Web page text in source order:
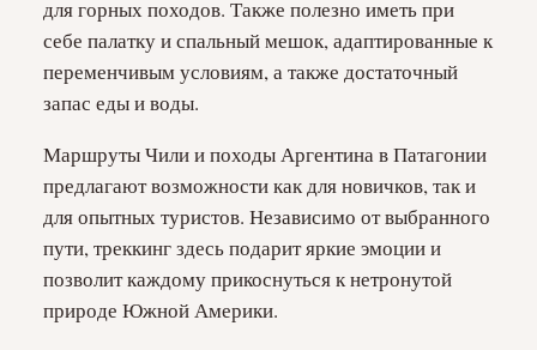
для горных походов. Также полезно иметь при
себе палатку и спальный мешок, адаптированные к
переменчивым условиям, а также достаточный
запас еды и воды.
Маршруты Чили и походы Аргентина в Патагонии
предлагают возможности как для новичков, так и
для опытных туристов. Независимо от выбранного
пути, треккинг здесь подарит яркие эмоции и
позволит каждому прикоснуться к нетронутой
природе Южной Америки.